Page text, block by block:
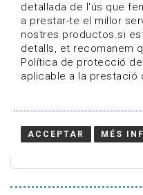
Convocatòries,
detallada de l'ús que
a prestar-te el millor
nostres productos.si
detalls, et recomanem
Política de protecció
aplicable a la prestació
ACCEPTAR MÉS